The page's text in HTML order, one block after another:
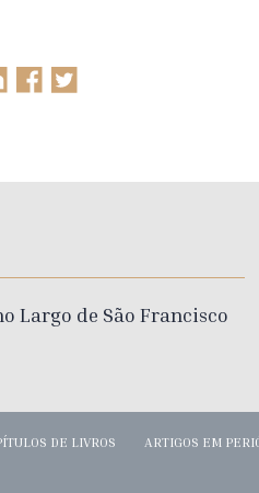
Largo de São Francisco
DE LIVROS ARTIGOS EM